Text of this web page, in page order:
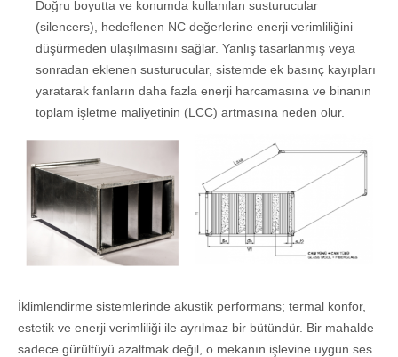
Doğru boyutta ve konumda kullanılan susturucular
(silencers), hedeflenen NC değerlerine enerji verimliliğini
düşürmeden ulaşılmasını sağlar. Yanlış tasarlanmış veya
sonradan eklenen susturucular, sistemde ek basınç kayıpları
yaratarak fanların daha fazla enerji harcamasına ve binanın
toplam işletme maliyetinin (LCC) artmasına neden olur.
İklimlendirme sistemlerinde akustik performans; termal konfor,
estetik ve enerji verimliliği ile ayrılmaz bir bütündür. Bir mahalde
sadece gürültüyü azaltmak değil, o mekanın işlevine uygun ses